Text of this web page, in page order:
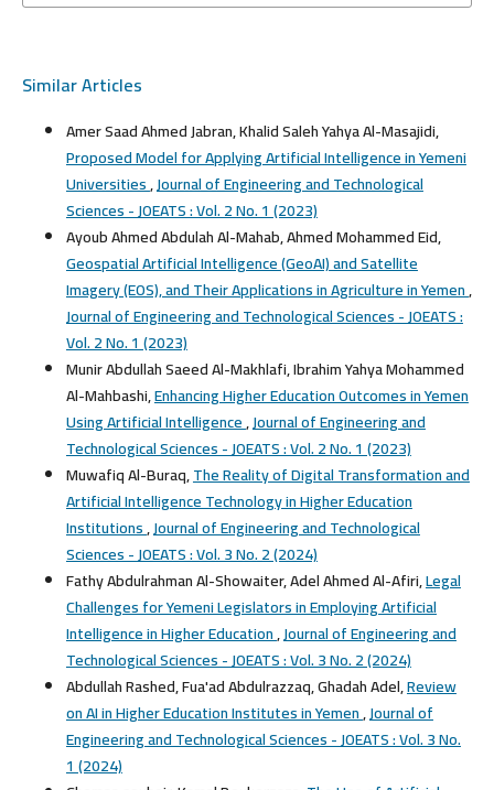
Similar Articles
Amer Saad Ahmed Jabran, Khalid Saleh Yahya Al-Masajidi,
Proposed Model for Applying Artificial Intelligence in Yemeni
Universities,Journal of Engineering and Technological
Sciences - JOEATS : Vol. 2 No. 1 (2023)
Ayoub Ahmed Abdulah Al-Mahab, Ahmed Mohammed Eid,
Geospatial Artificial Intelligence (GeoAI) and Satellite
Imagery (EOS), and Their Applications in Agriculture in Yemen,
Journal of Engineering and Technological Sciences - JOEATS :
Vol. 2 No. 1 (2023)
Munir Abdullah Saeed Al-Makhlafi, Ibrahim Yahya Mohammed
Al-Mahbashi,Enhancing Higher Education Outcomes in Yemen
Using Artificial Intelligence,Journal of Engineering and
Technological Sciences - JOEATS : Vol. 2 No. 1 (2023)
Muwafiq Al-Buraq,The Reality of Digital Transformation and
Artificial Intelligence Technology in Higher Education
Institutions,Journal of Engineering and Technological
Sciences - JOEATS : Vol. 3 No. 2 (2024)
Fathy Abdulrahman Al-Showaiter, Adel Ahmed Al-Afiri,Legal
Challenges for Yemeni Legislators in Employing Artificial
Intelligence in Higher Education,Journal of Engineering and
Technological Sciences - JOEATS : Vol. 3 No. 2 (2024)
Abdullah Rashed, Fua'ad Abdulrazzaq, Ghadah Adel,Review
on AI in Higher Education Institutes in Yemen,Journal of
Engineering and Technological Sciences - JOEATS : Vol. 3 No.
1 (2024)